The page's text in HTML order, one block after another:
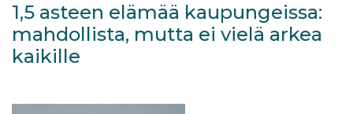
1,5 asteen elämää kaupungeissa:
mahdollista, mutta ei vielä arkea
kaikille